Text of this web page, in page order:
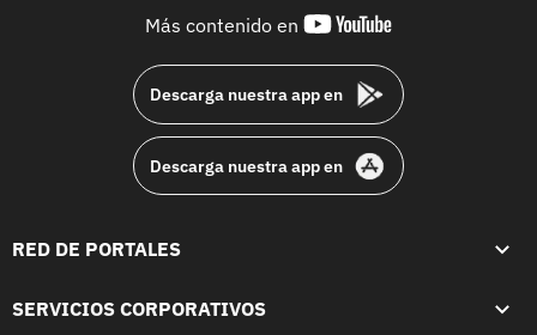
Más contenido en
youtube-
Descarga nuestra app en
Descarga nuestra app en
RED DE PORTALES
SERVICIOS CORPORATIVOS